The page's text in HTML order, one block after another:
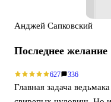
Анджей Сапковский
Последнее желание
627 336
Главная задача